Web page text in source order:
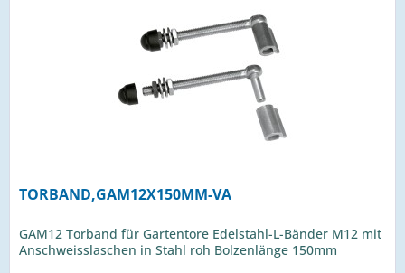
TORBAND,GAM12X150MM-VA
GAM12 Torband für Gartentore Edelstahl-L-Bänder M12 mit
Anschweisslaschen in Stahl roh Bolzenlänge 150mm